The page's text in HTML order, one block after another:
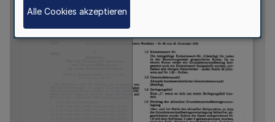
Alle Cookies akzeptieren